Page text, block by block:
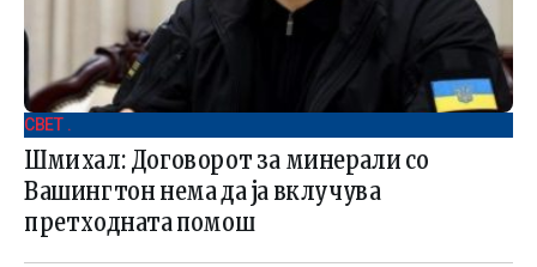
СВЕТ .
Шмихал: Договорот за минерали со
Вашингтон нема да ја вклучува
претходната помош